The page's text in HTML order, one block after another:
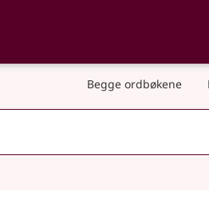
og
Begge ordbøkene